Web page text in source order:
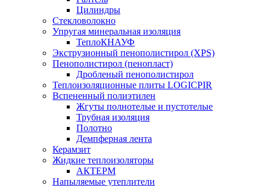
Цилиндры
Стекловолокно
Упругая минеральная изоляция
ТеплоКНАУФ
Экструзионный пенополистирол (XPS)
Пенополистирол (пенопласт)
Дробленый пенополистирол
Теплоизоляционные плиты LOGICPIR
Вспененный полиэтилен
Жгуты полнотелые и пустотелые
Трубная изоляция
Полотно
Демпферная лента
Керамзит
Жидкие теплоизоляторы
АКТЕРМ
Напыляемые утеплители